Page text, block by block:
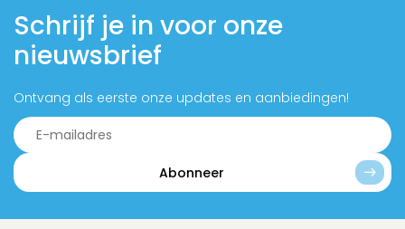
Schrijf je in voor onze
nieuwsbrief
Ontvang als eerste onze updates en aanbiedingen!
Abonneer